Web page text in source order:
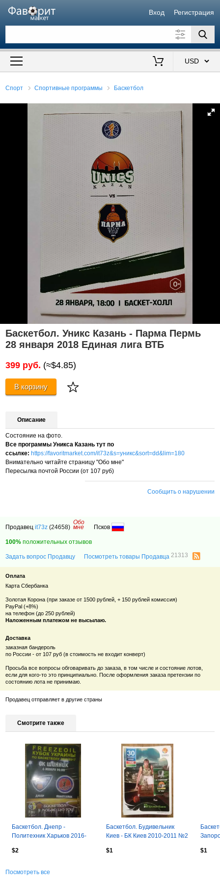
Вход Регистрация
Искать также в описании
Спорт Спортивные программы Баскетбол
Баскетбол. Уникс Казань - Парма Пермь
28 января 2018 Единая лига ВТБ
399 руб. (≈$4.85)
В корзину
Описание
Состояние на фото.
Все программы Уникса Казань тут по
ссылке: https://favoritmarket.com/it73z&s=уникс&sort=dd&lim=180
Внимательно читайте страницу "Обо мне"
Пересылка почтой России (от 107 руб)
Сообщить о нарушении
Продавецit73z (24658)
Обо
мне Псков
100% положительных отзывов
Задать вопрос Продавцу Посмотреть товары Продавца21313
Оплата
Карта Сбербанка
Золотая Корона (при заказе от 1500 рублей, + 150 рублей комиссия)
PayPal (+8%)
на телефон (до 250 рублей)
Наложенным платежом не высылаю.
Доставка
заказная бандероль
по России - от 107 руб (в стоимость не входит конверт)
Просьба все вопросы обговаривать до заказа, в том числе и состояние лотов,
если для кого-то это принципиально. После оформления заказа претензии по
состоянию лота не принимаю.
Продавец отправляет в другие страны
Смотрите также
Баскетбол. Днепр -
Политехник Харьков 2016-
$2
Баскетбол. Будивельник
Киев - БК Киев 2010-2011 №2
$1 $1
Посмотреть все